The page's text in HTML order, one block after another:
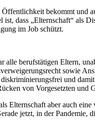
bekommt und
dass „Elternschaft“
im Job schützt.
alle berufstätigen Eltern,
sowie
und
von Vorgesetzten
Elternschaft aber auch
jetzt, in der